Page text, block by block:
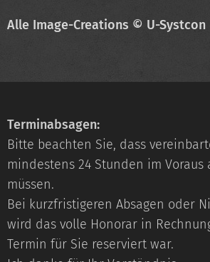
Alle Image-Creations © U-Systcon
Terminabsagen:
Bitte beachten Sie, dass
mindestens 24 Stunden im Voraus
müssen.
Bei kurzfristigeren Absagen oder
wird das volle Honorar in
Termin für Sie reserviert war.